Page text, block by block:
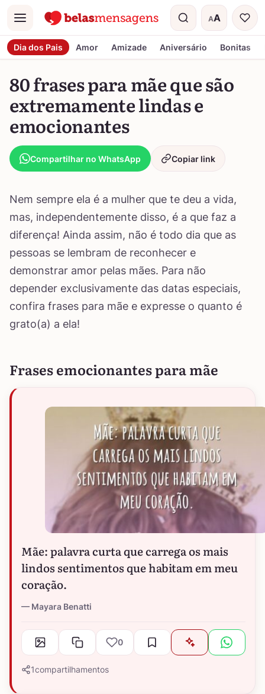
Menu AA
Tamanho do
Dia dos Pais Amor Amizade Aniversário Bonitas
80 frases para mãe que são
extremamente lindas e
emocionantes
Compartilhar no WhatsApp Copiar link
Nem sempre ela é a mulher que te deu a vida,
mas, independentemente disso, é a que faz a
diferença! Ainda assim, não é todo dia que as
pessoas se lembram de reconhecer e
demonstrar amor pelas mães. Para não
depender exclusivamente das datas especiais,
confira frases para mãe e expresse o quanto é
grato(a) a ela!
Frases emocionantes para mãe
Mãe: palavra curta que carrega os mais
lindos sentimentos que habitam em meu
coração.
Mayara Benatti
0
1compartilhamentos